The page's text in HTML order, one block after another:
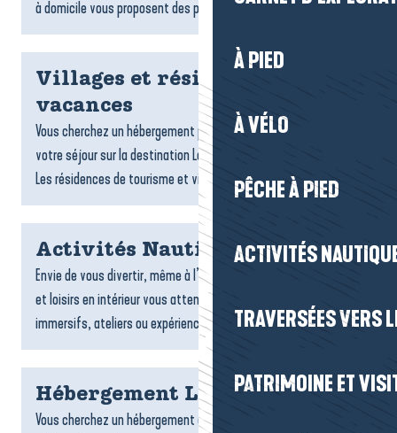
À PIED
À VÉLO
PÊCHE À PIED
ACTIVITÉS
TRAVERSÉES VERS
PATRIMOINE ET
à domicile vous proposent des plats gourmands,...
Villages et résidences
vacances
Vous cherchez un hébergement pratique et confortable pour
votre séjour sur la destination La Baule-Presqu’île de Guérande ?
Les résidences de tourisme et villages vacances sont...
Activités Nautiques
Envie de vous divertir, même à l’abri ? De nombreuses activités
et loisirs en intérieur vous attendent : jeux, sports, espaces
immersifs, ateliers ou expériences ludiques....
Hébergement La Turballe
Vous cherchez un hébergement à La Turballe ? Entre port de